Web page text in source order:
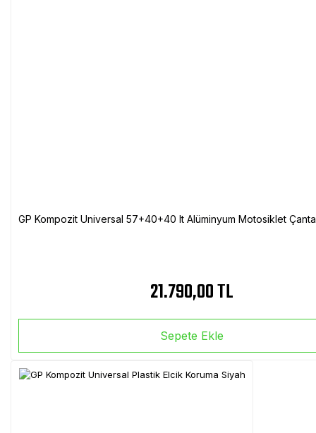
GP Kompozit Universal 57+40+40 lt Alüminyum Motosiklet
21.790,00 TL
Sepete Ekle